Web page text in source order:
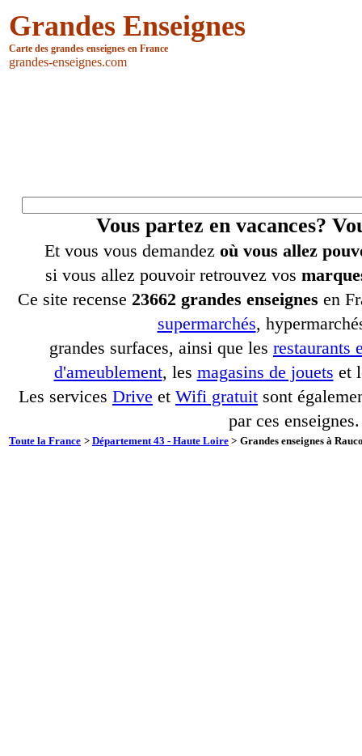
Grandes Enseignes
Carte des grandes enseignes en France
grandes-enseignes.com
Vous partez en vacances?
Et vous vous demandez où vous allez
si vous allez pouvoir retrouvez vos
Ce site recense 23662 grandes enseignes en
supermarchés,
grandes surfaces, ainsi que les restaurants
d'ameublement, les magasins de jouets et
Les services Drive et Wifi gratuit sont
par ces enseignes.
Toute la France > Département 43 - Haute Loire > Grandes enseignes à